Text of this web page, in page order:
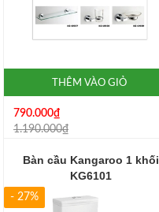
THÊM VÀO GIỎ
790.000₫
1.190.000₫
Bàn cầu Kangaroo 1 khối
KG6101
- 27%